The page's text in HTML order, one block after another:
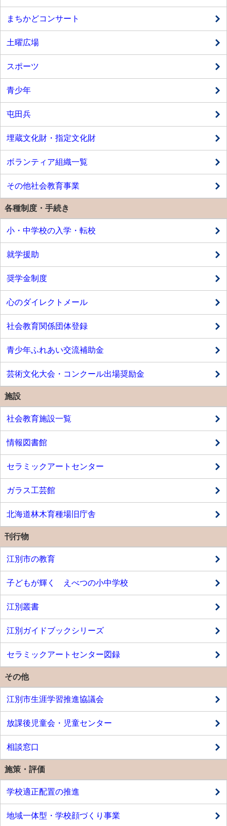
まちかどコンサート
土曜広場
スポーツ
青少年
屯田兵
埋蔵文化財・指定文化財
ボランティア組織一覧
その他社会教育事業
各種制度・手続き
小・中学校の入学・転校
就学援助
奨学金制度
心のダイレクトメール
社会教育関係団体登録
青少年ふれあい交流補助金
芸術文化大会・コンクール出場奨励金
施設
社会教育施設一覧
情報図書館
セラミックアートセンター
ガラス工芸館
北海道林木育種場旧庁舎
刊行物
江別市の教育
子どもが輝く えべつの小中学校
江別叢書
江別ガイドブックシリーズ
セラミックアートセンター図録
その他
江別市生涯学習推進協議会
放課後児童会・児童センター
相談窓口
施策・評価
学校適正配置の推進
地域一体型・学校顔づくり事業